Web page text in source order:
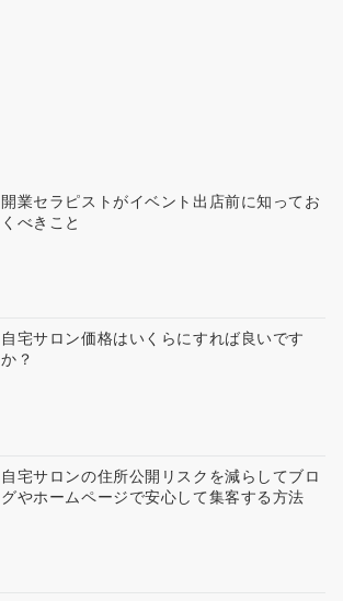
開業セラピストがイベント出店前に知ってお
くべきこと
自宅サロン価格はいくらにすれば良いです
か？
自宅サロンの住所公開リスクを減らしてブロ
グやホームページで安心して集客する方法